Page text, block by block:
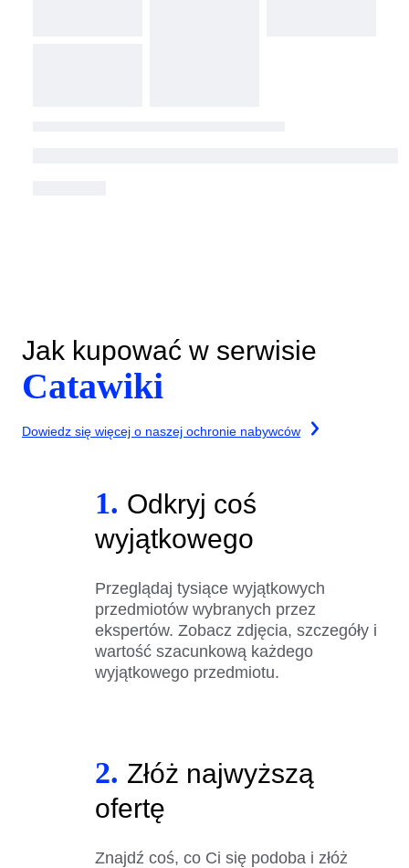
Jak kupować w serwisie
Catawiki
Dowiedz się więcej o naszej ochronie nabywców
1. Odkryj coś
wyjątkowego
Przeglądaj tysiące wyjątkowych
przedmiotów wybranych przez
ekspertów. Zobacz zdjęcia, szczegóły i
wartość szacunkową każdego
wyjątkowego przedmiotu.
2. Złóż najwyższą
ofertę
Znajdź coś, co Ci się podoba i złóż